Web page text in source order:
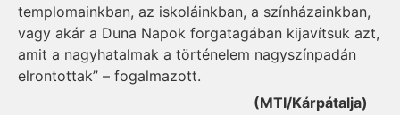
templomainkban, az iskoláinkban, a színházainkban,
vagy akár a Duna Napok forgatagában kijavítsuk azt,
amit a nagyhatalmak a történelem nagyszínpadán
elrontottak” – fogalmazott.
(MTI/Kárpátalja)